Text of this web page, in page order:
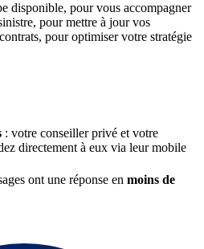
disponible, pour vous accompagner
pour mettre à jour vos
pour optimiser votre stratégie
: votre conseiller privé et votre
directement à eux via leur mobile
ont une réponse en moins de